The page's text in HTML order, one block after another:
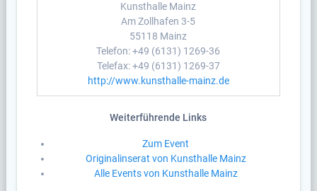
Kunsthalle Mainz
Am Zollhafen 3-5
55118 Mainz
Telefon: +49 (6131) 1269-36
Telefax: +49 (6131) 1269-37
http://www.kunsthalle-mainz.de
Weiterführende Links
Zum Event
Originalinserat von Kunsthalle Mainz
Alle Events von Kunsthalle Mainz